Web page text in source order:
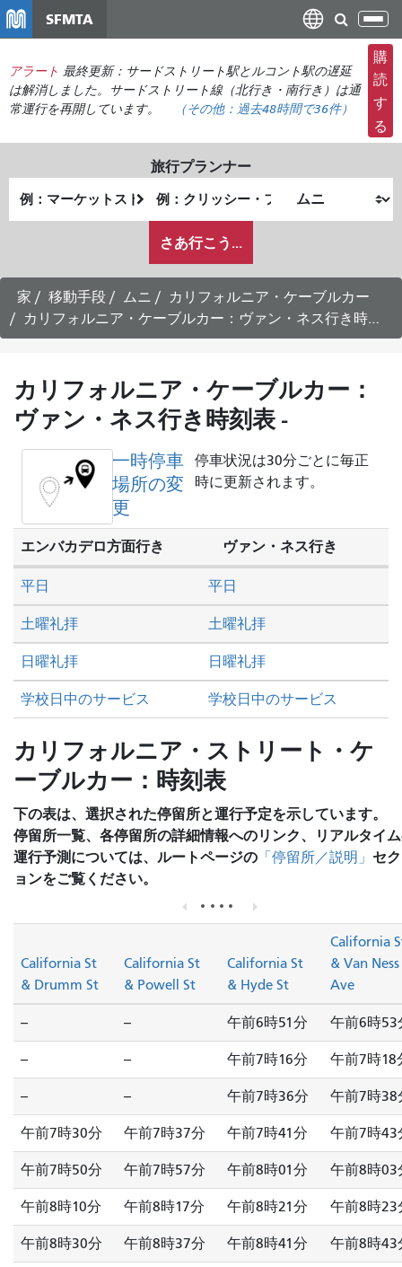
コ
ン
テ
ン
ツ
移
SFMTA
ナ
ビ
ゲ
ー
シ
ョ
の
切
り
え
アラート 最終更新：サードストリート駅とルコント駅の遅延
は解消しました。サードストリート線（北行き・南行き）は通
常運行を再開しています。
（その他： 過去48時間で36件）
購
読
す
る
旅行プランナー
出
発
終
了
が
ど
の
よ
う
旅
を
し
い
か
さあ行こう...
家 移動手段 ムニ
カリフォルニア・ケーブルカー
カリフォルニア・ケーブルカー：ヴァン・ネス行き時刻表 -
カリフォルニア・ケーブルカー：
ヴァン・ネス行き時刻表 -
一時停車
場所の変
更
停車状況は30分ごとに毎正
時に更新されます。
エンバカデロ方面行き ヴァン・ネス行き
土曜礼拝 土曜礼拝
日曜礼拝 日曜礼拝
平日 平日
学校日中のサービス 学校日中のサービス
カリフォルニア・ストリート・ケ
ーブルカー：時刻表
下の表は、選択された停留所と運行予定を示しています。
停留所一覧、各停留所の詳細情報へのリンク、リアルタイ
運行予測については、ルートページの 「停留所／説明」 セ
ョンをご覧ください。
California St
& Drumm St
California St
& Powell St
California St
& Hyde St
California
& Van Ness
Ave
-- -- 午前6時51分 午前6時53
-- -- 午前7時16分 午前7時18
-- -- 午前7時36分 午前7時38
午前7時30分 午前7時37分 午前7時41分 午前7時43
午前7時50分 午前7時57分 午前8時01分 午前8時03
午前8時10分 午前8時17分 午前8時21分 午前8時23
午前8時30分 午前8時37分 午前8時41分 午前8時43